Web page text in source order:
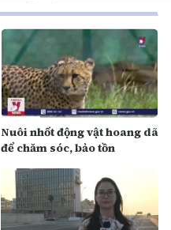
Nuôi nhốt động vật hoang dã
để chăm sóc, bảo tồn